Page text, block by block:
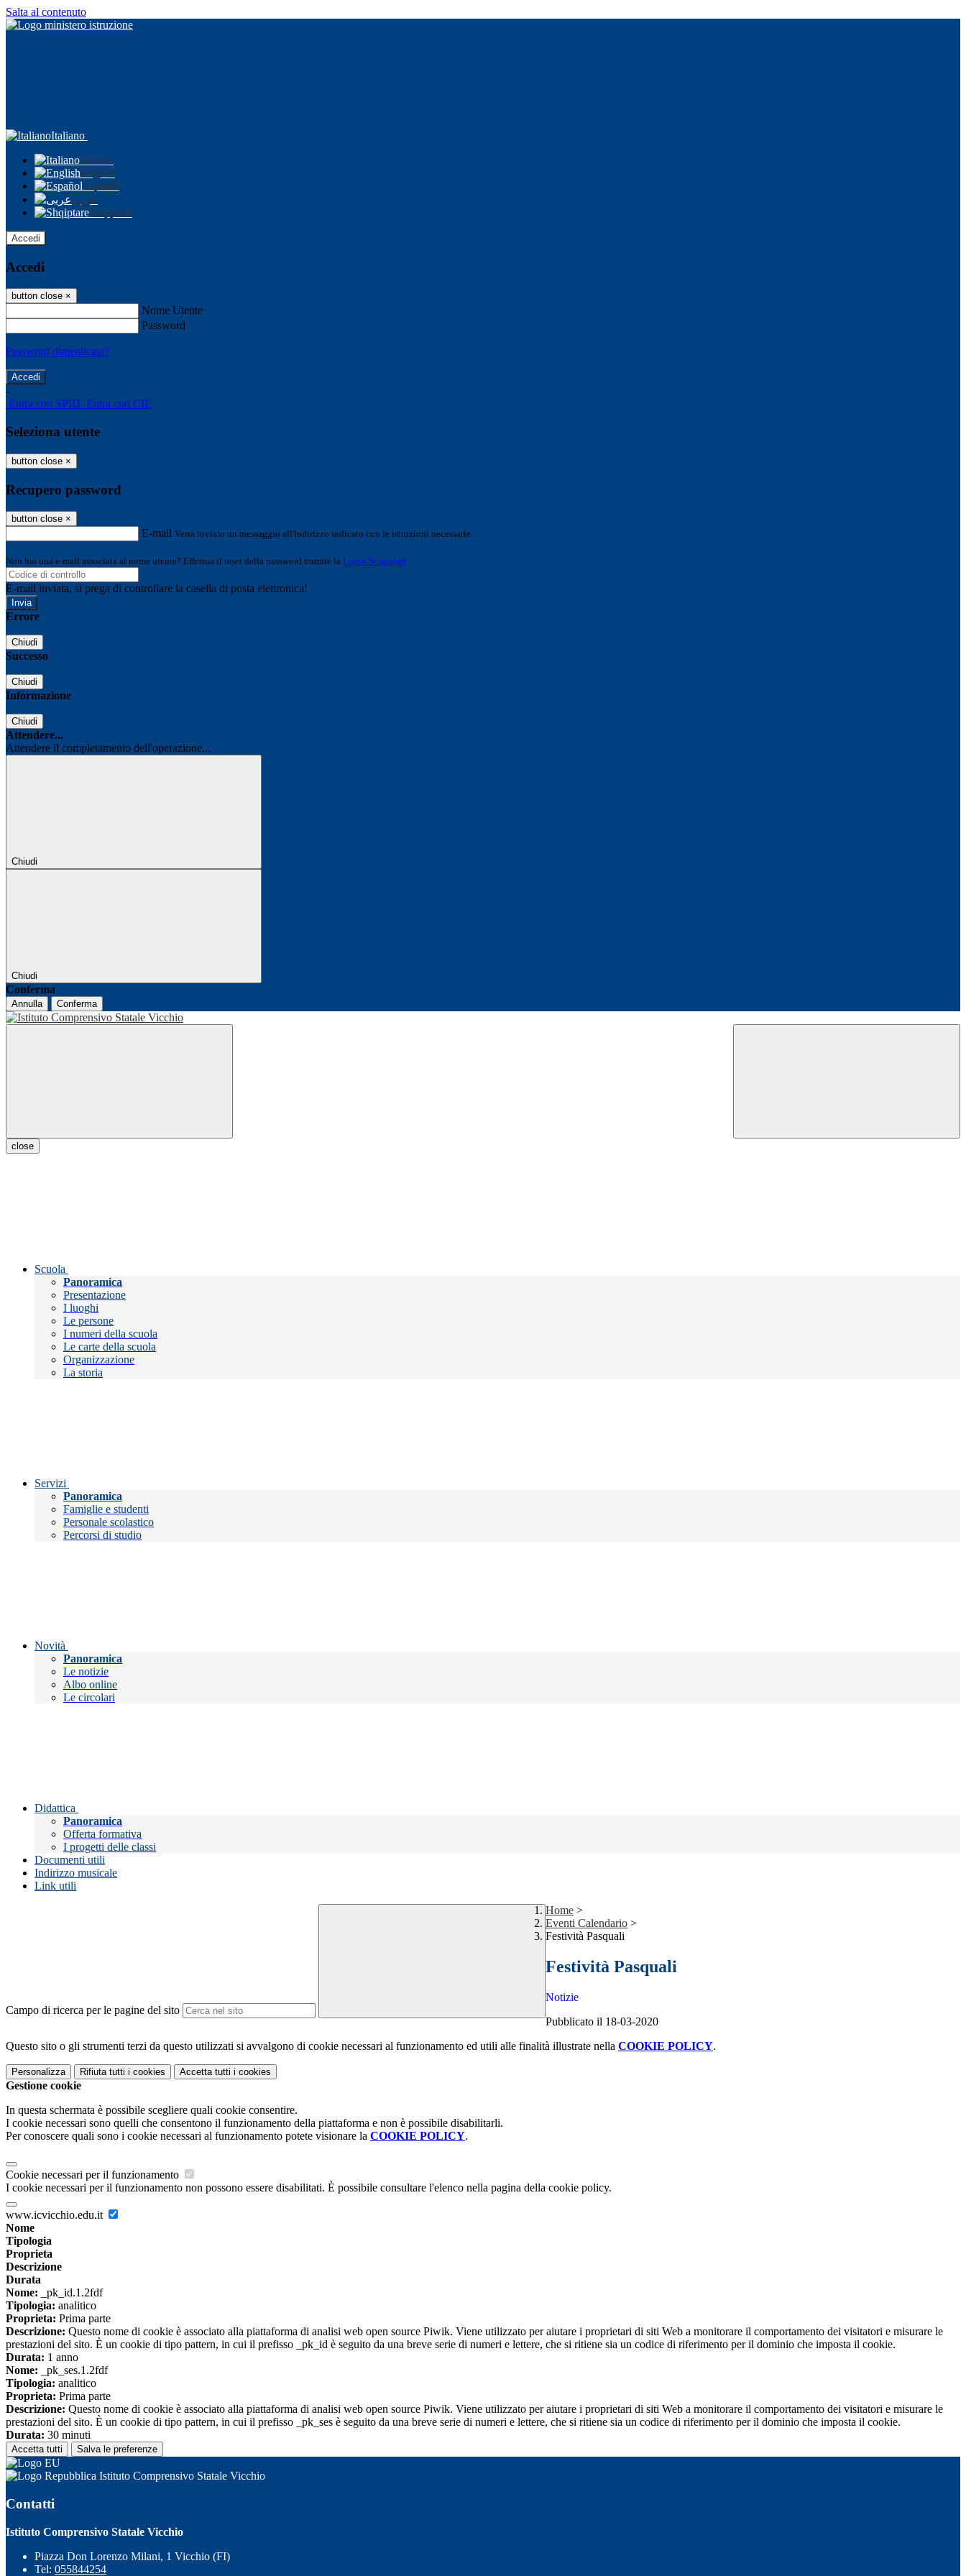
Salta al contenuto
Italiano
Italiano
English
Español
عربى
Shqiptare
Accedi
Accedi
button close ×
Nome Utente
Password
Password dimenticata?
-
Entra con SPID Entra con CIE
Seleziona utente
button close ×
Recupero password
button close ×
E-mail Verrà inviato un messaggio all'indirizzo indicato con le istruzioni necessarie.
Non hai una e-mail associata al nome utente? Effettua il reset della password tramite la Login Spaggiari
E-mail inviata, si prega di controllare la casella di posta elettronica!
Errore
Chiudi
Successo
Chiudi
Informazione
Chiudi
Attendere...
Attendere il completamento dell'operazione...
Chiudi
Chiudi
Conferma
Annulla Conferma
close
Scuola
Panoramica
Presentazione
I luoghi
Le persone
I numeri della scuola
Le carte della scuola
Organizzazione
La storia
Servizi
Panoramica
Famiglie e studenti
Personale scolastico
Percorsi di studio
Novità
Panoramica
Le notizie
Albo online
Le circolari
Didattica
Panoramica
Offerta formativa
I progetti delle classi
Documenti utili
Indirizzo musicale
Link utili
Campo di ricerca per le pagine del sito
Home >
Eventi Calendario >
Festività Pasquali
Festività Pasquali
Notizie
Pubblicato il 18-03-2020
Questo sito o gli strumenti terzi da questo utilizzati si avvalgono di cookie necessari al funzionamento ed utili alle finalità illustrate nella COOKIE POLICY.
Personalizza Rifiuta tutti i cookies Accetta tutti i cookies
Gestione cookie
In questa schermata è possibile scegliere quali cookie consentire.
I cookie necessari sono quelli che consentono il funzionamento della piattaforma e non è possibile disabilitarli.
Per conoscere quali sono i cookie necessari al funzionamento potete visionare la COOKIE POLICY.
Cookie necessari per il funzionamento
I cookie necessari per il funzionamento non possono essere disabilitati. È possibile consultare l'elenco nella pagina della cookie policy.
www.icvicchio.edu.it
Nome
Tipologia
Proprieta
Descrizione
Durata
Nome: _pk_id.1.2fdf
Tipologia: analitico
Proprieta: Prima parte
Descrizione: Questo nome di cookie è associato alla piattaforma di analisi web open source Piwik. Viene utilizzato per aiutare i proprietari di siti Web a monitorare il comportamento dei visitatori e misurare le
prestazioni del sito. È un cookie di tipo pattern, in cui il prefisso _pk_id è seguito da una breve serie di numeri e lettere, che si ritiene sia un codice di riferimento per il dominio che imposta il cookie.
Durata: 1 anno
Nome: _pk_ses.1.2fdf
Tipologia: analitico
Proprieta: Prima parte
Descrizione: Questo nome di cookie è associato alla piattaforma di analisi web open source Piwik. Viene utilizzato per aiutare i proprietari di siti Web a monitorare il comportamento dei visitatori e misurare le
prestazioni del sito. È un cookie di tipo pattern, in cui il prefisso _pk_ses è seguito da una breve serie di numeri e lettere, che si ritiene sia un codice di riferimento per il dominio che imposta il cookie.
Durata: 30 minuti
Accetta tutti Salva le preferenze
Istituto Comprensivo Statale Vicchio
Contatti
Istituto Comprensivo Statale Vicchio
Piazza Don Lorenzo Milani, 1 Vicchio (FI)
Tel: 055844254